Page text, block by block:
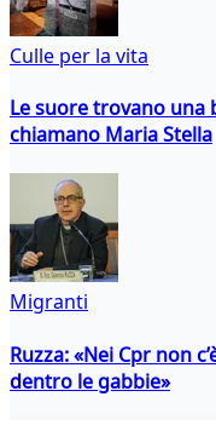
Culle per la vita
Le suore trovano una
chiamano Maria Stella
Migranti
Ruzza: «Nei Cpr non
dentro le gabbie»